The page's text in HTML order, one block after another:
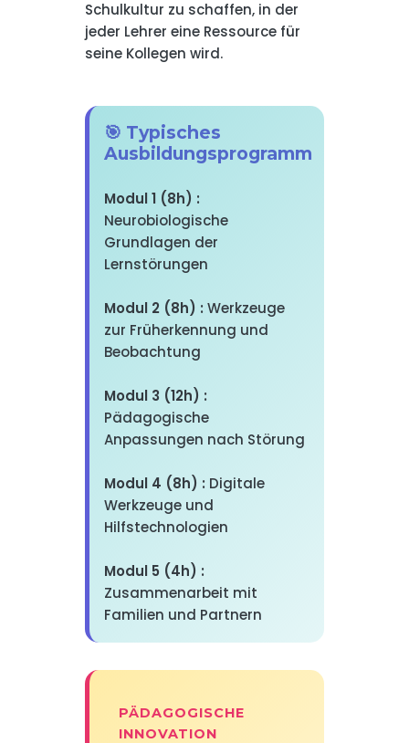
Schulkultur zu schaffen, in der
jeder Lehrer eine Ressource für
seine Kollegen wird.
🎯 Typisches
Ausbildungsprogramm
Modul 1 (8h) :
Neurobiologische
Grundlagen der
Lernstörungen
Modul 2 (8h) : Werkzeuge
zur Früherkennung und
Beobachtung
Modul 3 (12h) :
Pädagogische
Anpassungen nach Störung
Modul 4 (8h) : Digitale
Werkzeuge und
Hilfstechnologien
Modul 5 (4h) :
Zusammenarbeit mit
Familien und Partnern
PÄDAGOGISCHE
INNOVATION